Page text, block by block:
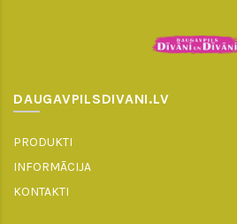
DAUGAVPILSDIVANI.LV
PRODUKTI
INFORMĀCIJA
KONTAKTI